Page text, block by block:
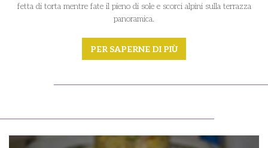
fetta di torta mentre fate il pieno di sole e scorci alpini sulla terrazza
panoramica.
PER SAPERNE DI PIÙ